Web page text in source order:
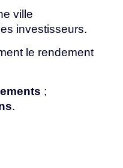
ville
investisseurs.
le rendement
;
.